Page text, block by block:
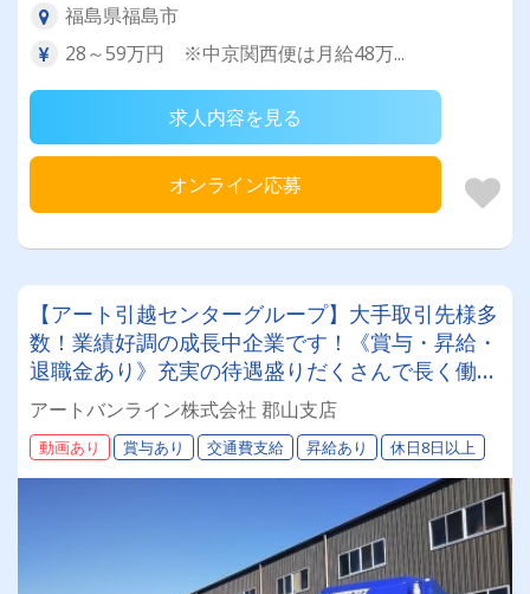
福島県福島市
28～59万円 ※中京関西便は月給48万...
求人内容を見る
オンライン応募
【アート引越センターグループ】大手取引先様多
数！業績好調の成長中企業です！《賞与・昇給・
退職金あり》充実の待遇盛りだくさんで長く働け
ます！《大型ドライバー》★未経験ＯＫ★仕事と
プライベートの両立が叶う環境です♪【紹介者制
度あり！】
アートバンライン株式会社 郡山支店
動画あり 賞与あり 交通費支給 昇給あり 休日8日以上